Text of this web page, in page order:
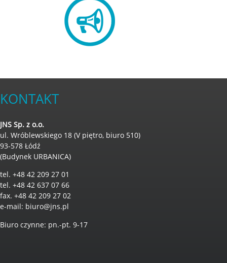
KONTAKT
JNS Sp. z o.o.
ul. Wróblewskiego 18 (V piętro, biuro 510)
93-578 Łódź
(Budynek URBANICA)
tel. +48 42 209 27 01
tel. +48 42 637 07 66
fax. +48 42 209 27 02
e-mail: biuro@jns.pl
Biuro czynne: pn.-pt. 9-17